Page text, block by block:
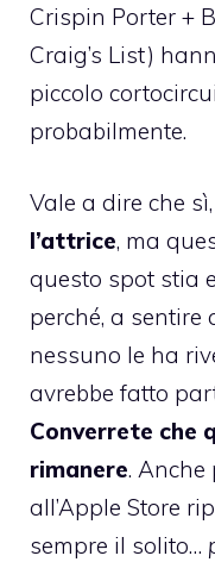
Crispin Porter +
Craig’s List)
piccolo
probabilmente.
Vale a dire che sì,
l’attrice, ma
questo spot stia
perché, a sentire
nessuno le ha
avrebbe fatto
Converrete che
rimanere. Anche
all’Apple Store
sempre il solito…